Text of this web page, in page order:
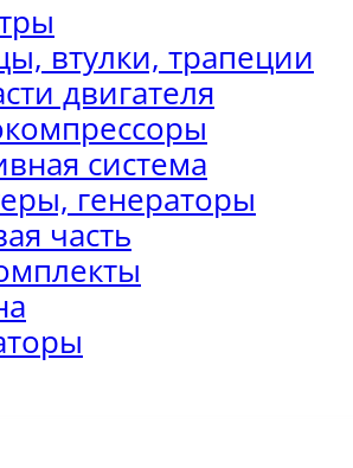
втулки, трапеции
двигателя
система
генераторы
часть